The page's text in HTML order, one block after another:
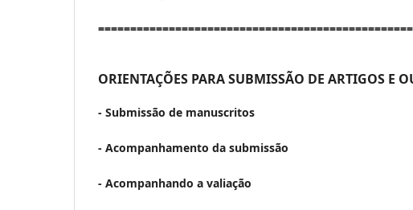
ORIENTAÇÕES PARA SUBMISSÃO DE ARTIGOS E
- Submissão de manuscritos
- Acompanhamento da submissão
- Acompanhando a valiação